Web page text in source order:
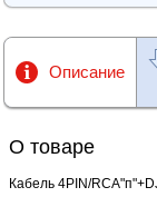
Описание
О товаре
Кабель 4PIN/